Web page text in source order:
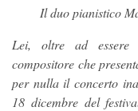
Il duo pianistico
Lei, oltre ad
compositore che
per nulla il concerto
18 dicembre del